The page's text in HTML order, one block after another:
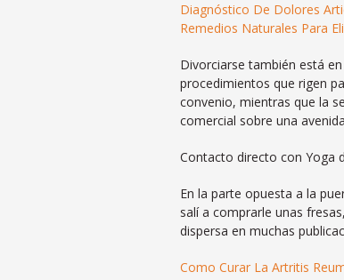
Diagnóstico De Dolores
Remedios Naturales Para
Divorciarse también está
procedimientos que rigen
convenio, mientras que la
comercial sobre una
Contacto directo con Yoga
En la parte opuesta a la
salí a comprarle unas
dispersa en muchas
Como Curar La Artritis